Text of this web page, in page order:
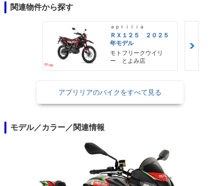
は、セミアクティブサスペンションを採用した。なお、トゥオーノ
（TUONO）とは、イタリア語で雷鳴のこと。
関連物件から探す
ａｐｒｉｌｉａ
ＲＸ１２５ ２０２５
年モデル
モトフリークウイリ
ー とよみ店
アプリリアのバイクをすべて見る
モデル／カラー／関連情報